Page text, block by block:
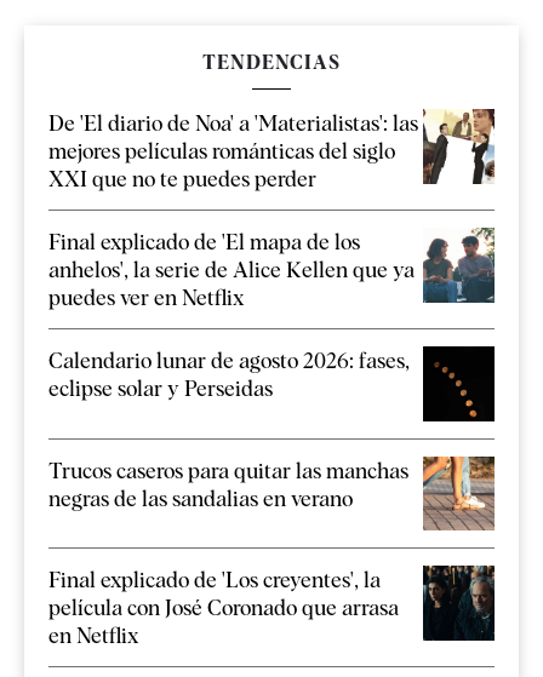
TENDENCIAS
De 'El diario de Noa' a 'Materialistas': las
mejores películas románticas del siglo
XXI que no te puedes perder
Final explicado de 'El mapa de los
anhelos', la serie de Alice Kellen que ya
puedes ver en Netflix
Calendario lunar de agosto 2026: fases,
eclipse solar y Perseidas
Trucos caseros para quitar las manchas
negras de las sandalias en verano
Final explicado de 'Los creyentes', la
película con José Coronado que arrasa
en Netflix